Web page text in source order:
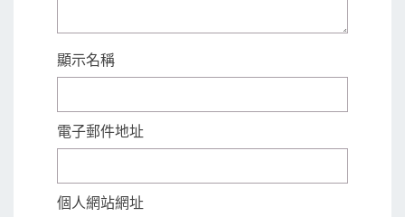
顯示名稱
電子郵件地址
個人網站網址